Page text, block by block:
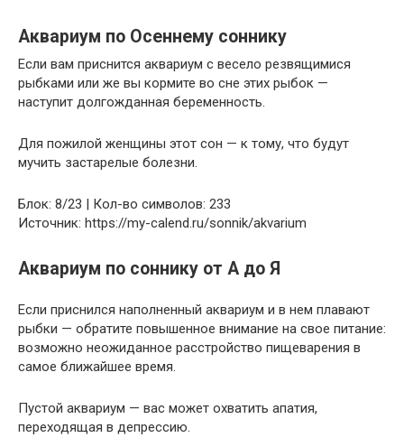
Аквариум по Осеннему соннику
Если вам приснится аквариум с весело резвящимися
рыбками или же вы кормите во сне этих рыбок —
наступит долгожданная беременность.
Для пожилой женщины этот сон — к тому, что будут
мучить застарелые болезни.
Блок: 8/23 | Кол-во символов: 233
Источник: https://my-calend.ru/sonnik/akvarium
Аквариум по соннику от А до Я
Если приснился наполненный аквариум и в нем плавают
рыбки — обратите повышенное внимание на свое питание:
возможно неожиданное расстройство пищеварения в
самое ближайшее время.
Пустой аквариум — вас может охватить апатия,
переходящая в депрессию.